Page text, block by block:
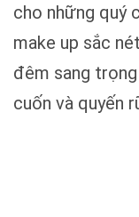
cho những quý
make up sắc
đêm sang
cuốn và quyến